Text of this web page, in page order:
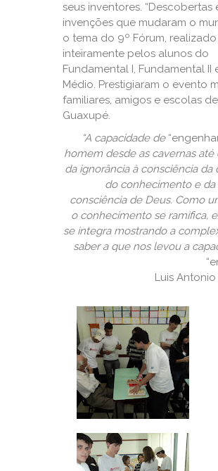
seus inventores. “Descobertas
invenções que mudaram o
o tema do 9º Fórum, realizado
inteiramente pelos alunos do
Fundamental I, Fundamental II
Médio. Prestigiaram o evento
familiares, amigos e escolas de
Guaxupé.
“A capacidade de
homem desde as cavernas até
da ignorância à consciência da
do conhecimento e da
consciência de Deus. Como
o conhecimento se ramifica,
se integra mostrando a
saber a que nos levou a
Luis Antonio